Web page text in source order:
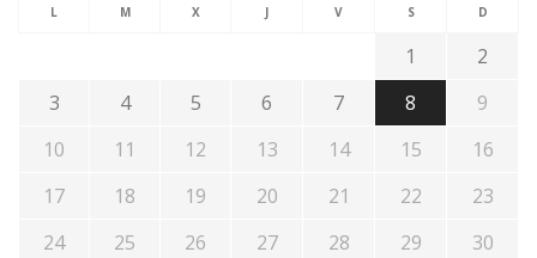
L M X J V S D
1
2
3
4 5 6 7 8
9
10
11 12 13 14 15
16
17
18 19 20 21 22
23
24
25 26 27 28 29
30